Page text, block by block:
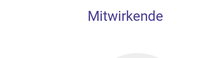
Mitwirkende